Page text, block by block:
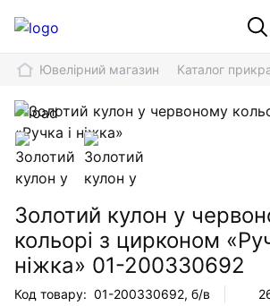
Ювелірний магазин Каталог
Золотий кулон у
кольорі з цирконом
ніжка» 01-200330692
Код товару: 01-200330692, б/в